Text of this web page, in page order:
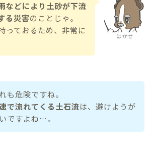
はかせ
などにより土砂が下流
る災害のことじゃ。
っておるため、非常に
も危険ですね。
で流れてくる土石流は、避けようが
ですよね…。